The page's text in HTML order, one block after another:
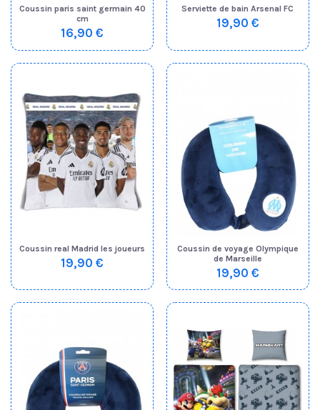
Coussin paris saint germain 40
cm
16,90 €
Serviette de bain Arsenal FC
19,90 €
Coussin real Madrid les joueurs
19,90 €
Coussin de voyage Olympique
de Marseille
19,90 €